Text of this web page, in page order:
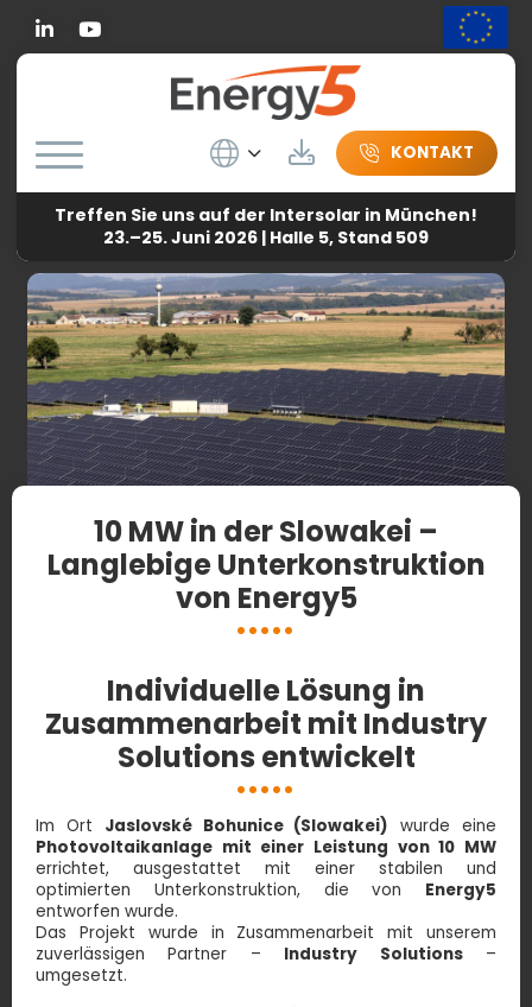
Wybierz język
Herunterladen
KONTAKT
Treffen Sie uns auf der Intersolar in München!
23.–25. Juni 2026 | Halle 5, Stand 509
Energy5-Nachricht -10 MW in der Slowakei – Langlebige
Unterkonstruktion von Energy5
10 MW in der Slowakei –
Langlebige Unterkonstruktion
von Energy5
Individuelle Lösung in
Zusammenarbeit mit Industry
Solutions entwickelt
Im Ort Jaslovské Bohunice (Slowakei) wurde eine
Photovoltaikanlage mit einer Leistung von 10 MW
errichtet, ausgestattet mit einer stabilen und
optimierten Unterkonstruktion, die von Energy5
entworfen wurde.
Das Projekt wurde in Zusammenarbeit mit unserem
zuverlässigen Partner – Industry Solutions–
umgesetzt.